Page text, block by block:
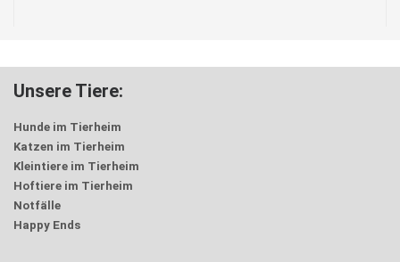
Unsere Tiere:
Hunde im Tierheim
Katzen im Tierheim
Kleintiere im Tierheim
Hoftiere im Tierheim
Notfälle
Happy Ends